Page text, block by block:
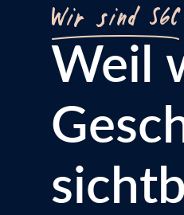
Wir sind SGC
Weil